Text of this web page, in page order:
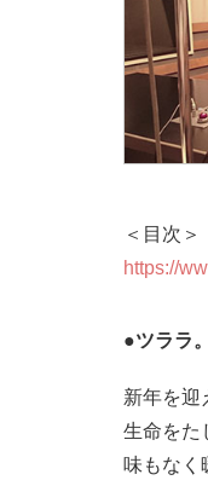
＜目次＞
https://
●ツララ。
新年を迎
生命をた
味もなく